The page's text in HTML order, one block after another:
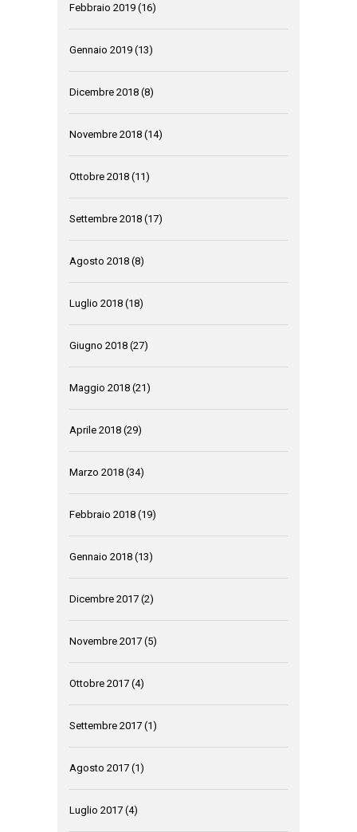
Febbraio 2019 (16)
Gennaio 2019 (13)
Dicembre 2018 (8)
Novembre 2018 (14)
Ottobre 2018 (11)
Settembre 2018 (17)
Agosto 2018 (8)
Luglio 2018 (18)
Giugno 2018 (27)
Maggio 2018 (21)
Aprile 2018 (29)
Marzo 2018 (34)
Febbraio 2018 (19)
Gennaio 2018 (13)
Dicembre 2017 (2)
Novembre 2017 (5)
Ottobre 2017 (4)
Settembre 2017 (1)
Agosto 2017 (1)
Luglio 2017 (4)